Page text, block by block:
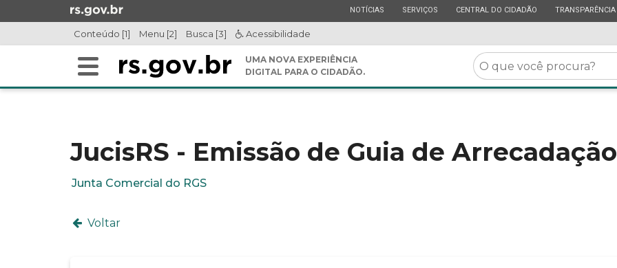
para
para
ESTADO
NOTÍCIAS ESTADO
SERVIÇOS ESTADO
CENTRAL DO CIDADÃO ESTADO
TRANSPARÊNCIA
Conteúdo [1] Menu [2] Busca [3] Acessibilidade
Alterna
UMA NOVA EXPERIÊNCIA
DIGITAL PARA O CIDADÃO.
O
que
você
JucisRS - Emissão de Guia de Arrecadação
Junta Comercial do RGS
Voltar